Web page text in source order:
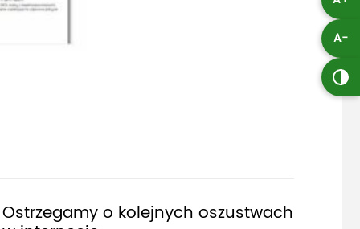
A-
Ostrzegamy o kolejnych oszustwach